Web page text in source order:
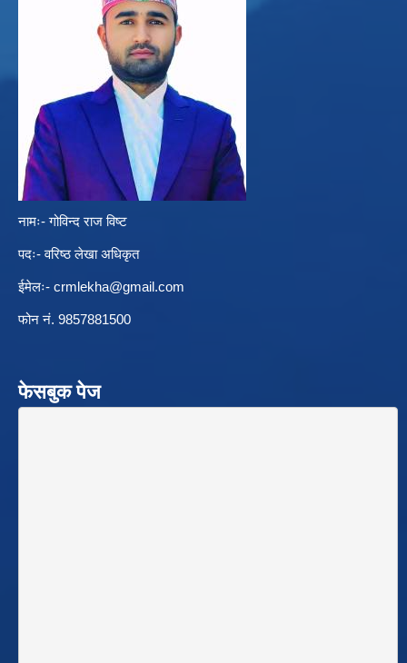
नामः- गोविन्द राज विष्ट
पदः- वरिष्ठ लेखा अधिकृत
ईमेलः- crmlekha@gmail.com
फोन नं. 9857881500
फेसबुक पेज